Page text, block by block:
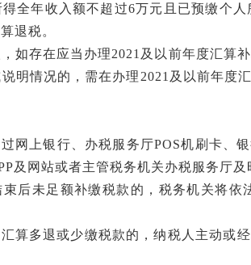
得全年收入额不超过6万元且已预缴个
退税。
如存在应当办理2021及以前年度汇算
明情况的，需在办理2021及以前年度
网上银行、办税服务厅POS机刷卡、
及网站或者主管税务机关办税服务厅及
后未足额补缴税款的，税务机关将依
算多退或少缴税款的，纳税人主动或